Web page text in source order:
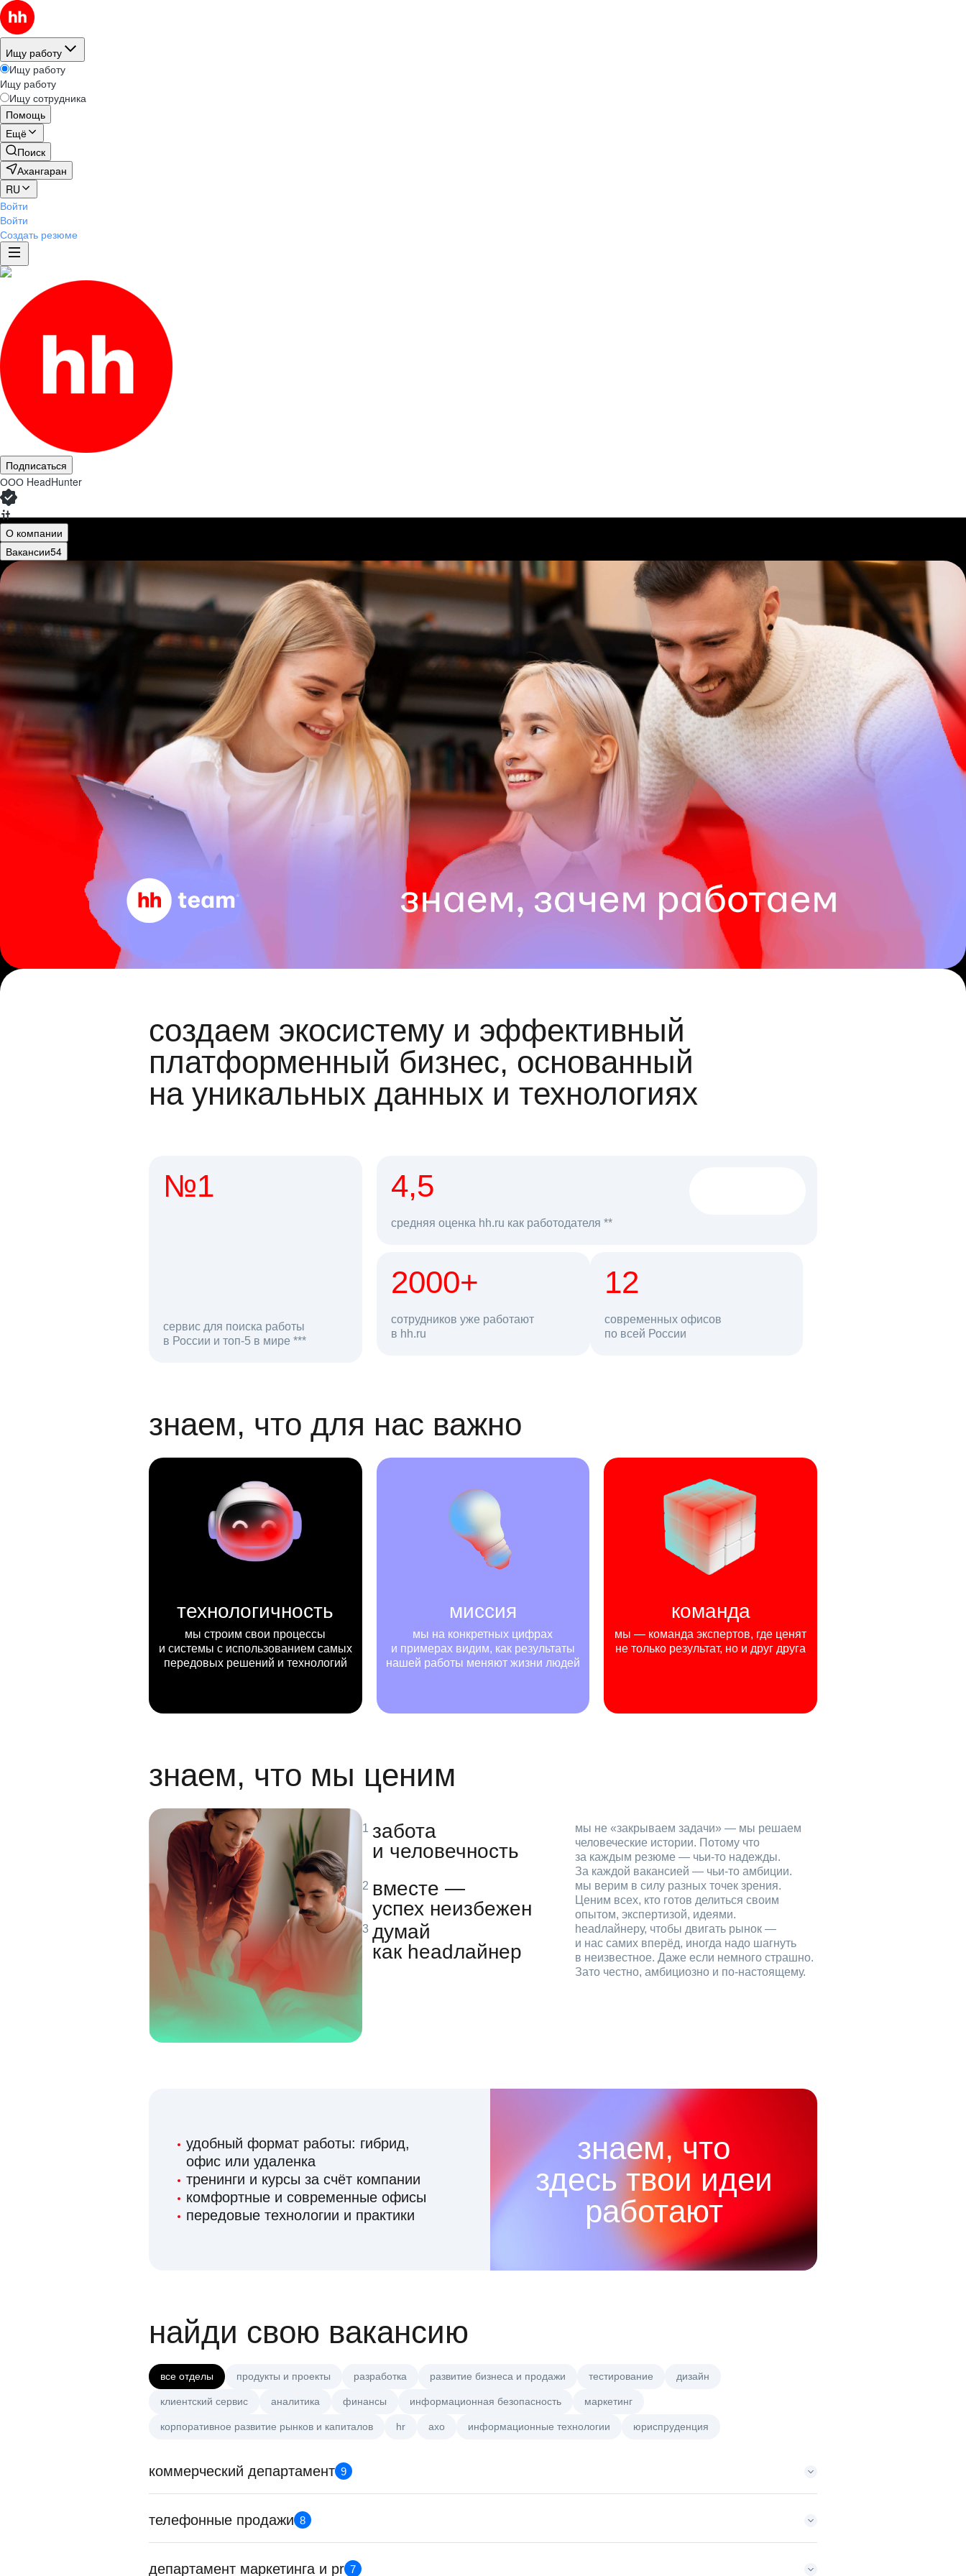
Ищу работу
Ищу работу
Ищу работу
Ищу сотрудника
Помощь
Ещё
Поиск
Ахангаран
RU
Войти
Войти
Создать резюме
Подписаться
ООО HeadHunter
О компании
Вакансии54
создаем экосистему и эффективный
платформенный бизнес, основанный
на уникальных данных и технологиях
№1
сервис для поиска работы
в России и топ-5 в мире ***
откликов на вакансии
4,5
средняя оценка hh.ru как работодателя **
2000+
сотрудников уже работают
в hh.ru
68 млн 12
современных офисов
по всей Россиипользователей в день
знаем, что для нас важно
технологичность
мы строим свои процессы
и системы с использованием самых
передовых решений и технологий
миссия
мы на конкретных цифрах
и примерах видим, как результаты
нашей работы меняют жизни людей
команда
мы — команда экспертов, где ценят
не только результат, но и друг друга
знаем, что мы ценим
забота
и человечность
мы не «закрываем задачи» — мы решаем
человеческие истории. Потому что
за каждым резюме — чьи‑то надежды.
За каждой вакансией — чьи‑то амбиции.
вместе —
успех неизбежен
мы верим в силу разных точек зрения.
Ценим всех, кто готов делиться своим
опытом, экспертизой, идеями.
думай
как headлайнер
headлайнеру, чтобы двигать рынок —
и нас самих вперёд, иногда надо шагнуть
в неизвестное. Даже если немного страшно.
Зато честно, амбициозно и по‑настоящему.
удобный формат работы: гибрид,
офис или удаленка
тренинги и курсы за счёт компании
комфортные и современные офисы
передовые технологии и практики
знаем, что
здесь твои идеи
работают
найди свою вакансию
все отделы продукты и проекты разработка развитие бизнеса и продажи тестирование дизайн
клиентский сервис аналитика финансы информационная безопасность маркетинг
корпоративное развитие рынков и капиталов hr axo информационные технологии юриспруденция
коммерческий департамент 9
HeadHunter::Коммерческий департамент
телефонные продажи 8
департамент маркетинга и pr 7